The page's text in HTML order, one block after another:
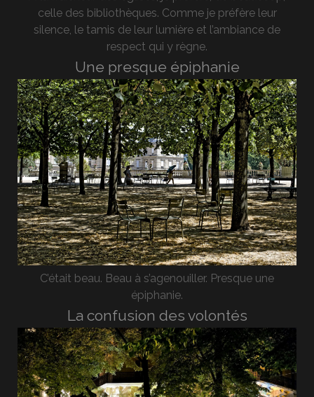
celle des bibliothèques. Comme je préfère leur
silence, le tamis de leur lumière et l’ambiance de
respect qui y règne.
Une presque épiphanie
C’était beau. Beau à s’agenouiller. Presque une
épiphanie.
La confusion des volontés